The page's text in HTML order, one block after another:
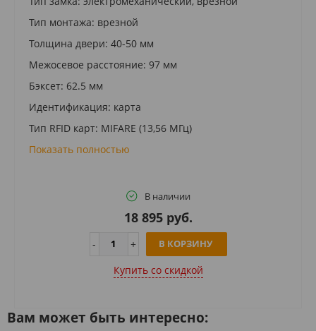
Тип монтажа: врезной
Толщина двери: 40-50 мм
Межосевое расстояние: 97 мм
Бэксет: 62.5 мм
Идентификация: карта
Тип RFID карт: MIFARE (13,56 МГц)
Показать полностью
В наличии
18 895 руб.
В КОРЗИНУ
Купить cо скидкой
Вам может быть интересно: